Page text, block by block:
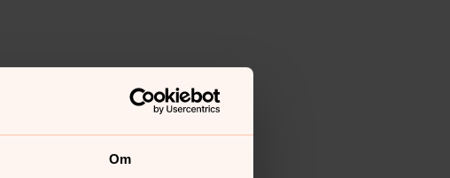
Om